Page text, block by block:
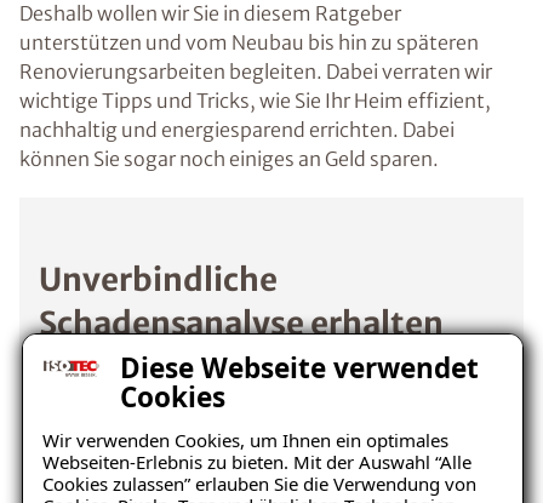
Diese Webseite verwendet
Cookies
Wir verwenden Cookies, um Ihnen ein optimales
Webseiten-Erlebnis zu bieten. Mit der Auswahl “Alle
Cookies zulassen” erlauben Sie die Verwendung von
Deshalb wollen wir Sie in diesem Ratgeber
unterstützen und vom Neubau bis hin zu späteren
Renovierungsarbeiten begleiten. Dabei verraten wir
wichtige Tipps und Tricks, wie Sie Ihr Heim effizient,
nachhaltig und energiesparend errichten. Dabei
können Sie sogar noch einiges an Geld sparen.
Unverbindliche
Schadensanalyse erhalten
Wo befindet sich der Schaden?